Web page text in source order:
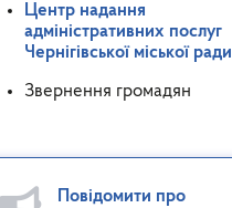
Центр надання
адміністративних послуг
Чернігівської міської ради
Звернення громадян
Повідомити про